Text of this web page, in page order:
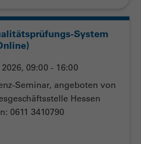
System
09:00 - 16:00
Seminar, angeboten von
Hessen
0611 3410790